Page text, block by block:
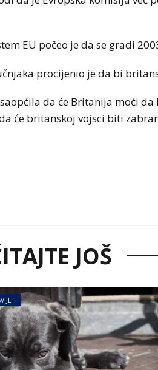
EU počeo je da se gradi
procijenio je da bi
da će Britanija moći
će britanskoj vojsci biti
JOŠ